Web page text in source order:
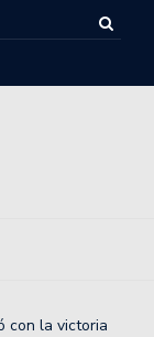
con la victoria